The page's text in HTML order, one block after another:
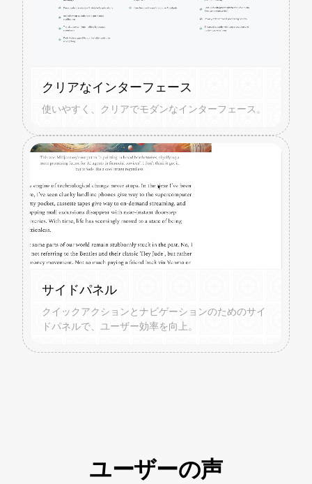
クリアなインターフェース
使いやすく、クリアでモダンなインターフェース。
サイドパネル
クイックアクションとナビゲーションのためのサイ
ドパネルで、ユーザー効率を向上。
ユーザーの声